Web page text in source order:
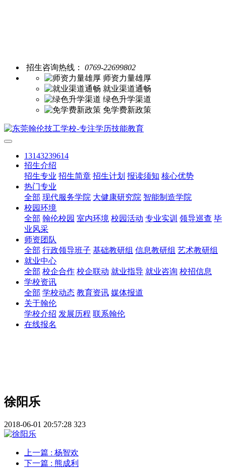
招生咨询热线：
0769-22699802
师资力量雄厚
就业渠道通畅
绿色升学渠道
免学费新政策
13143239614
招生介绍
招生专业 招生简章 招生计划 报读须知 核心优势
热门专业
全部 现代服务学院 大健康研究院 智能制造学院
校园环境
全部 翰伦校园 室内环境 校园活动 专业实训 领导巡查 毕
业风采
师资团队
全部 行政领导班子 基础教研组 信息教研组 艺术教研组
就业中心
全部 校企合作 校企联动 就业指导 就业咨询 校招信息
学校资讯
全部 学校动态 教育资讯 媒体报道
关于翰伦
学校介绍 发展历程 联系翰伦
在线报名
徐阳乐
2018-06-01 20:57:28 323
上一篇 : 杨智欢
下一篇 : 熊成利